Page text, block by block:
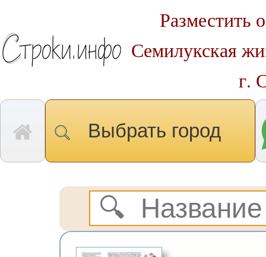
Разместить
Семилукская
г.
Выбрать город